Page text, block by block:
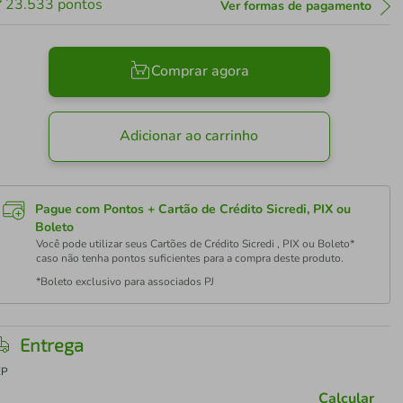
23.533 pontos Ver formas de pagamento
Comprar agora
Adicionar ao carrinho
Pague com Pontos + Cartão de Crédito Sicredi, PIX ou
Boleto
Você pode utilizar seus Cartões de Crédito Sicredi , PIX ou Boleto*
caso não tenha pontos suficientes para a compra deste produto.
*Boleto exclusivo para associados PJ
Entrega
Calcular